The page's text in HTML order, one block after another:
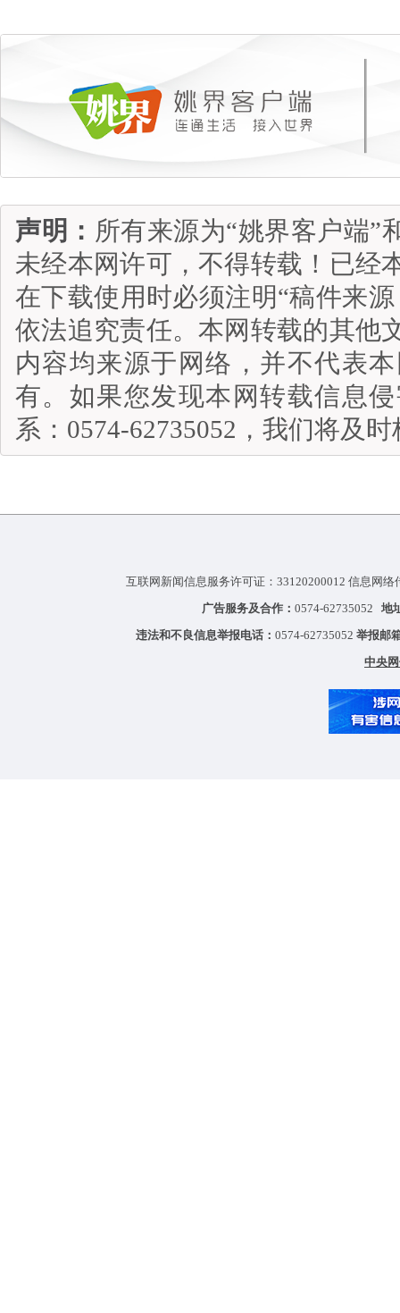
声明： 所有来源为“姚界客户端”
未经本网许可，不得转载！已经
在下载使用时必须注明“稿件来
依法追究责任。本网转载的其他
内容均来源于网络，并不代表
有。如果您发现本网转载信息
系：0574-62735052，我们将及
互联网新闻信息服务许可证：33120200012 信息网
广告服务及合作： 0574-62735052 地
违法和不良信息举报电话： 0574-62735052 举报邮
中央